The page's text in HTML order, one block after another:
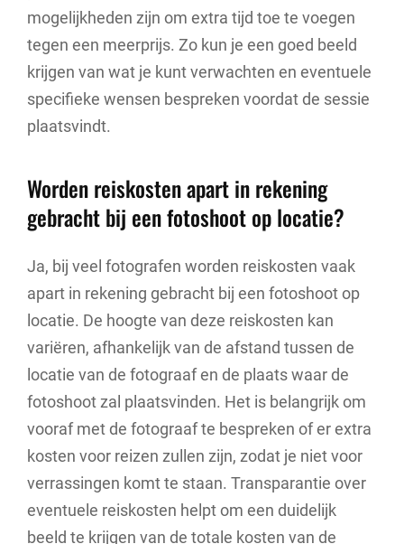
mogelijkheden zijn om extra tijd toe te voegen
tegen een meerprijs. Zo kun je een goed beeld
krijgen van wat je kunt verwachten en eventuele
specifieke wensen bespreken voordat de sessie
plaatsvindt.
Worden reiskosten apart in rekening
gebracht bij een fotoshoot op locatie?
Ja, bij veel fotografen worden reiskosten vaak
apart in rekening gebracht bij een fotoshoot op
locatie. De hoogte van deze reiskosten kan
variëren, afhankelijk van de afstand tussen de
locatie van de fotograaf en de plaats waar de
fotoshoot zal plaatsvinden. Het is belangrijk om
vooraf met de fotograaf te bespreken of er extra
kosten voor reizen zullen zijn, zodat je niet voor
verrassingen komt te staan. Transparantie over
eventuele reiskosten helpt om een duidelijk
beeld te krijgen van de totale kosten van de